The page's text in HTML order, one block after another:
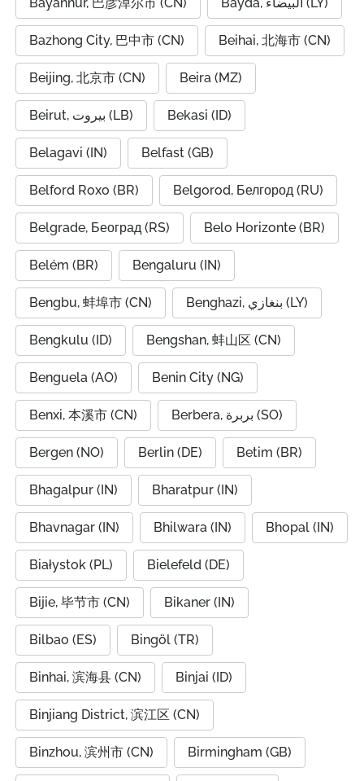
Bazhong City, 巴中市 (CN) Beihai, 北海市 (CN)
Beijing, 北京市 (CN) Beira (MZ)
Beirut, بيروت (LB) Bekasi (ID)
Belagavi (IN) Belfast (GB)
Belford Roxo (BR) Belgorod, Белгород (RU)
Belgrade, Београд (RS) Belo Horizonte (BR)
Belém (BR) Bengaluru (IN)
Bengbu, 蚌埠市 (CN) Benghazi, بنغازي (LY)
Bengkulu (ID) Bengshan, 蚌山区 (CN)
Benguela (AO) Benin City (NG)
Benxi, 本溪市 (CN) Berbera, بربرة (SO)
Bergen (NO) Berlin (DE) Betim (BR)
Bhagalpur (IN) Bharatpur (IN)
Bhavnagar (IN) Bhilwara (IN) Bhopal (IN)
Białystok (PL) Bielefeld (DE)
Bijie, 毕节市 (CN) Bikaner (IN)
Bilbao (ES) Bingöl (TR)
Binhai, 滨海县 (CN) Binjai (ID)
Binjiang District, 滨江区 (CN)
Binzhou, 滨州市 (CN) Birmingham (GB)